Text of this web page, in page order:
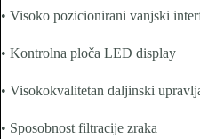
• Visoko pozicionirani vanjski
• Kontrolna ploča LED display
• Visokokvalitetan daljinski
• Sposobnost filtracije zraka